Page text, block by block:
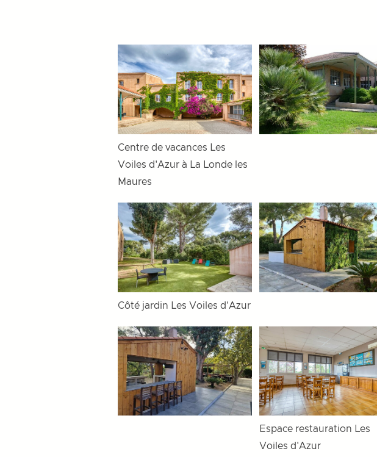
Centre de vacances Les
Voiles d'Azur à La Londe les
Maures
Côté jardin Les Voiles d'Azur
Espace restauration Les
Voiles d'Azur